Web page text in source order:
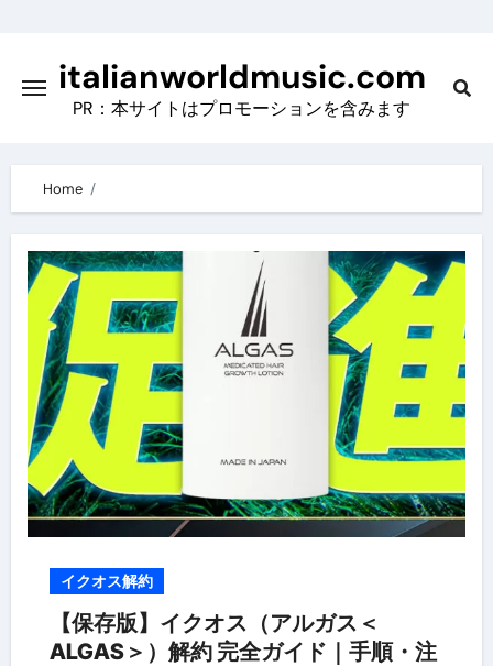
contentitalianworldmusic.com
PR：本サイトはプロモーションを含みます
Home
イクオス解約
【保存版】イクオス（アルガス＜
ALGAS＞）解約 完全ガイド｜手順・注